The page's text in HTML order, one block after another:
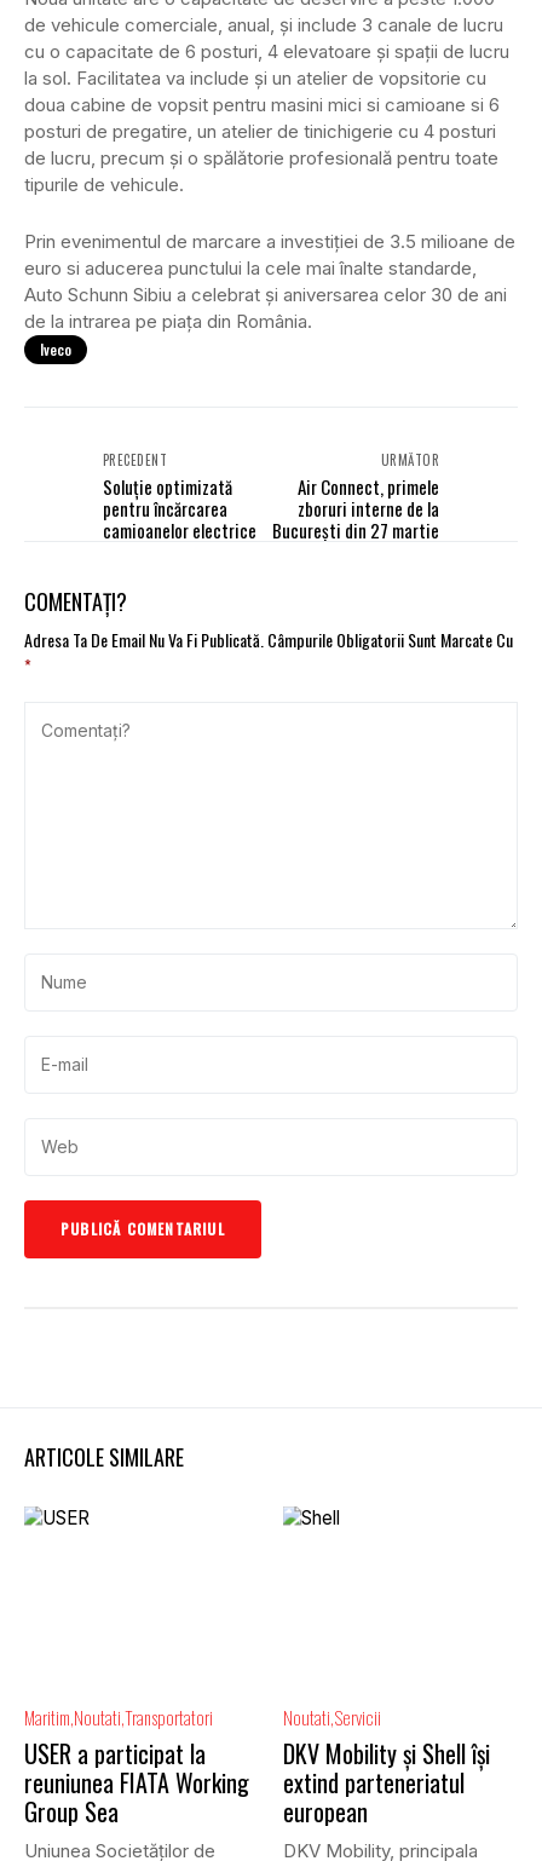
de vehicule comerciale, anual, și include 3 canale de lucru
cu o capacitate de 6 posturi, 4 elevatoare și spații de lucru
la sol. Facilitatea va include și un atelier de vopsitorie cu
doua cabine de vopsit pentru masini mici si camioane si 6
posturi de pregatire, un atelier de tinichigerie cu 4 posturi
de lucru, precum și o spălătorie profesională pentru toate
tipurile de vehicule.
Prin evenimentul de marcare a investiției de 3.5 milioane de
euro si aducerea punctului la cele mai înalte standarde,
Auto Schunn Sibiu a celebrat și aniversarea celor 30 de ani
de la intrarea pe piața din România.
Iveco
PRECEDENT
Soluție optimizată
pentru încărcarea
camioanelor electrice
URMĂTOR
Air Connect, primele
zboruri interne de la
București din 27 martie
COMENTAȚI?
Adresa Ta De Email Nu Va Fi Publicată. Câmpurile Obligatorii Sunt Marcate Cu
*
ARTICOLE SIMILARE
Maritim NoutatiTransportatori
USER a participat la
reuniunea FIATA Working
Group Sea
Uniunea Societăților de
Noutati Servicii
DKV Mobility și Shell își
extind parteneriatul
european
DKV Mobility, principala